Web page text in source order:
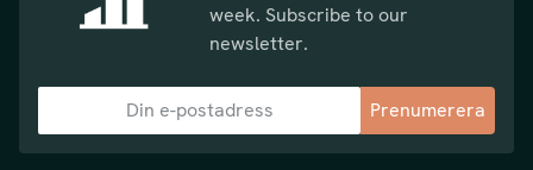
week. Subscribe to our
newsletter.
Prenumerera